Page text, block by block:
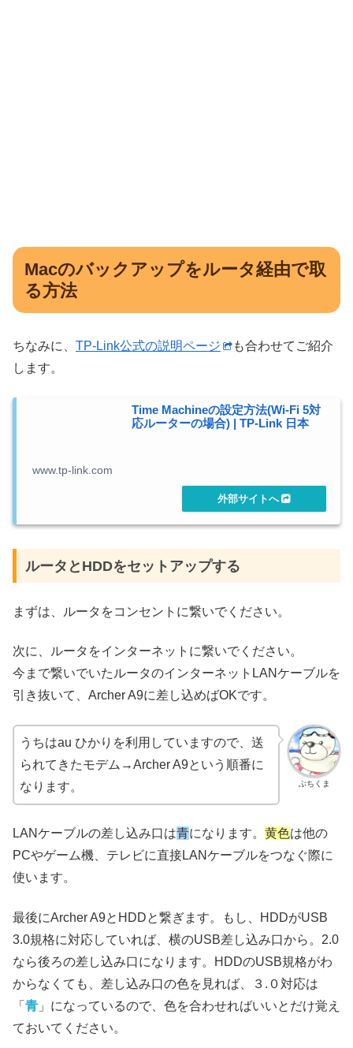
Macのバックアップをルータ経由で取
る方法
ちなみに、 TP-Link公式の説明ページ
も合わせてご紹介
します。
Time Machineの設定方法(Wi-Fi 5対
応ルーターの場合) | TP-Link 日本
www.tp-link.com
ルータとHDDをセットアップする
まずは、ルータをコンセントに繋いでください。
次に、ルータをインターネットに繋いでください。
今まで繋いでいたルータのインターネットLANケーブルを
引き抜いて、Archer A9に差し込めばOKです。
ぶちくま
うちはau ひかりを利用していますので、送
られてきたモデム→Archer A9という順番に
なります。
LANケーブルの差し込み口は青になります。 黄色は他の
PCやゲーム機、テレビに直接LANケーブルをつなぐ際に
使います。
最後にArcher A9とHDDと繋ぎます。もし、HDDがUSB
3.0規格に対応していれば、横のUSB差し込み口から。2.0
なら後ろの差し込み口になります。HDDのUSB規格がわ
からなくても、差し込み口の色を見れば、３.０対応は
「 青 」になっているので、色を合わせればいいとだけ覚え
ておいてください。